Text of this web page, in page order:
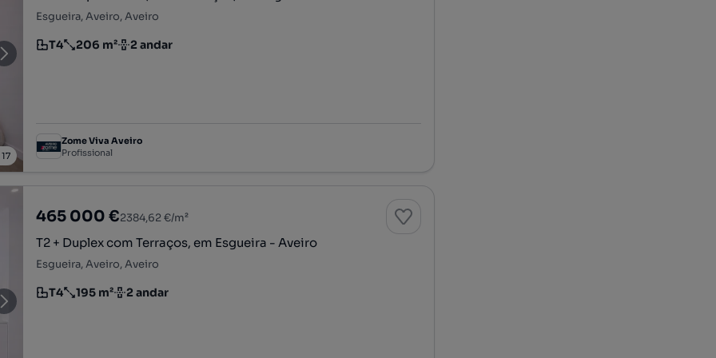
17
Esgueira, Aveiro, Aveiro
Tipologia
T4
Preço por metro quadrado
206 m²
Andar 2 andar
Zome Viva Aveiro
Profissional
465 000 €2384,62 €/m²
T2 + Duplex com Terraços, em Esgueira - Aveiro
Esgueira, Aveiro, Aveiro
Tipologia
T4
Preço por metro quadrado
195 m²
Andar 2 andar